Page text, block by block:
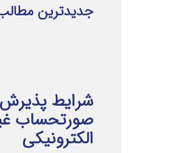
جدیدترین
شرایط پذیرش
صورتحساب
الکترونیکی